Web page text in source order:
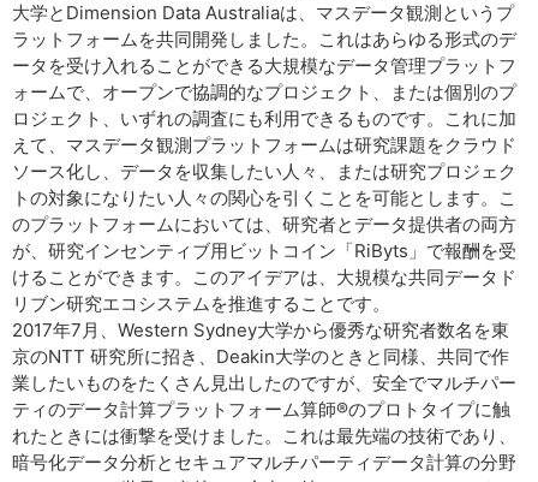
大学とDimension Data Australiaは、マスデータ観測というプ
ラットフォームを共同開発しました。これはあらゆる形式のデ
ータを受け入れることができる大規模なデータ管理プラットフ
ォームで、オープンで協調的なプロジェクト、または個別のプ
ロジェクト、いずれの調査にも利用できるものです。これに加
えて、マスデータ観測プラットフォームは研究課題をクラウド
ソース化し、データを収集したい人々、または研究プロジェク
トの対象になりたい人々の関心を引くことを可能とします。こ
のプラットフォームにおいては、研究者とデータ提供者の両方
が、研究インセンティブ用ビットコイン「RiByts」で報酬を受
けることができます。このアイデアは、大規模な共同データド
リブン研究エコシステムを推進することです。
2017年7月、Western Sydney大学から優秀な研究者数名を東
京のNTT 研究所に招き、Deakin大学のときと同様、共同で作
業したいものをたくさん見出したのですが、安全でマルチパー
ティのデータ計算プラットフォーム算師®のプロトタイプに触
れたときには衝撃を受けました。これは最先端の技術であり、
暗号化データ分析とセキュアマルチパーティデータ計算の分野